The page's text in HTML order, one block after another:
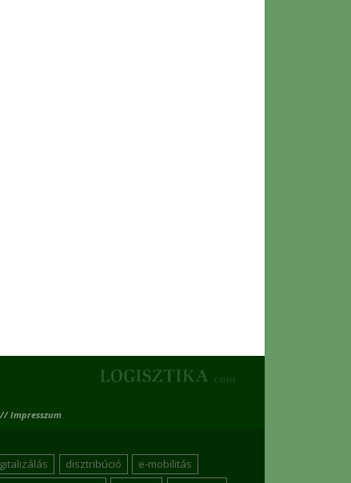
Impresszum
disztribúció
e-mobilitás